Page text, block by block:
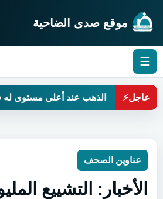
موقع صدى الضاحية
☰
عاجل⚡
الذهب عند أعلى مستوى له في سبعة
عناوين الصحف
الأخبار: التشييع